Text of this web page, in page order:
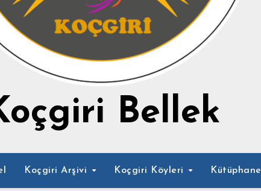
Bellek
Koçgiri Arşivi Koçgiri Köyleri Kütüphane